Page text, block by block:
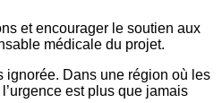
et encourager le soutien aux
médicale du projet.
ignorée. Dans une région où les
est plus que jamais